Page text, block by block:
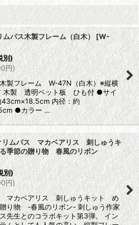
パス木製フレーム（白木） [W-
別)
円)
製フレーム W-47N（白木）※縦横
木製 透明ペット板 ひも付 ●サイ
43cm×18.5cm 内径：約
●カラー …
ムパス マカベアリス 刺しゅうキ
季節の贈り物 春風のリボン
別)
円)
マカベアリス 刺しゅうキット め
り物 -春風のリボン- 刺しゅう作家
先生とのコラボキット第3弾。 イン